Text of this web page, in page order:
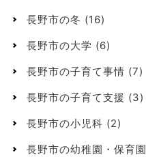
長野市の冬 (16)
長野市の大学 (6)
長野市の子育て事情 (7)
長野市の子育て支援 (3)
長野市の小児科 (2)
長野市の幼稚園・保育園